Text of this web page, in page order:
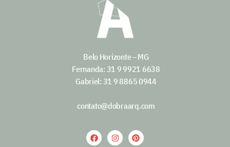
Belo Horizonte – MG
Fernanda: 31 9 9921 6638
Gabriel: 31 9 8865 0944
contato@dobraarq.com